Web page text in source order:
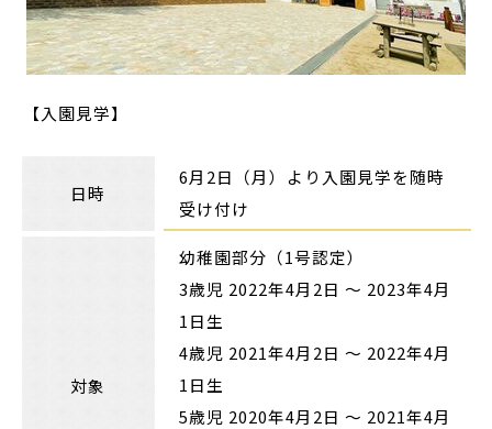
【入園見学】
日時
6月2日（月）より入園見学を随時
受け付け
対象
幼稚園部分（1号認定）
3歳児 2022年4月2日 〜 2023年4月
1日生
4歳児 2021年4月2日 〜 2022年4月
1日生
5歳児 2020年4月2日 〜 2021年4月